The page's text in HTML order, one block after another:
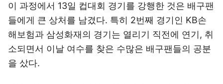
이 과정에서 13일 컵대회 경기를 강행한 것은 배구팬
들에게 큰 상처를 남겼다. 특히 2번째 경기인 KB손
해보험과 삼성화재의 경기는 열리기 직전에 연기, 취
소되면서 이날 여수를 찾은 수많은 배구팬들의 공분
을 샀다.